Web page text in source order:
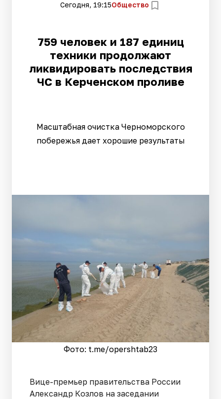
Сегодня, 19:15Общество
759 человек и 187 единиц
техники продолжают
ликвидировать последствия
ЧС в Керченском проливе
Масштабная очистка Черноморского
побережья дает хорошие результаты
Фото: t.me/opershtab23
Вице-премьер правительства России
Александр Козлов на заседании